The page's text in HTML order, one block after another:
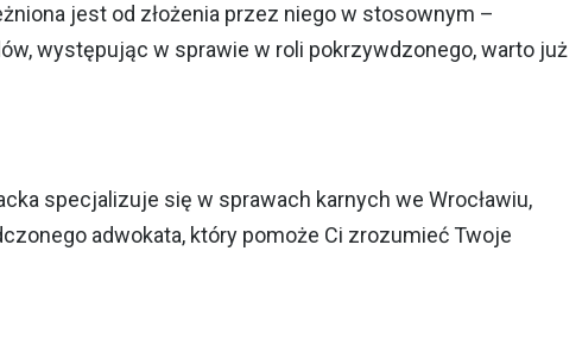
jest od złożenia przez niego w stosownym –
występując w sprawie w roli pokrzywdzonego, warto już
specjalizuje się w sprawach karnych we Wrocławiu,
adwokata, który pomoże Ci zrozumieć Twoje